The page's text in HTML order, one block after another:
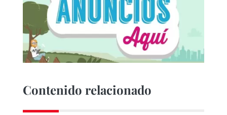
Contenido relacionado